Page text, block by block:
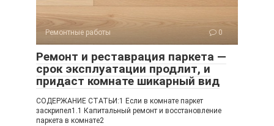
Ремонтные работы 0
Ремонт и реставрация паркета —
срок эксплуатации продлит, и
придаст комнате шикарный вид
СОДЕРЖАНИЕ СТАТЬИ:1 Если в комнате паркет
заскрипел1.1 Капитальный ремонт и восстановление
паркета в комнате2